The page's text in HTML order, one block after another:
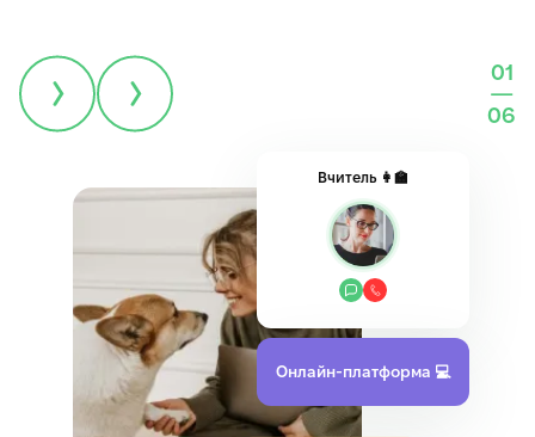
Це методика, завдяки якій англійську вивчили понад
1 мільярд людей. Саме вона використовується
в найкращих навчальних закладах світу, і саме
01
—
06
Вчитель 👩‍🏫
Онлайн‑платформа 💻